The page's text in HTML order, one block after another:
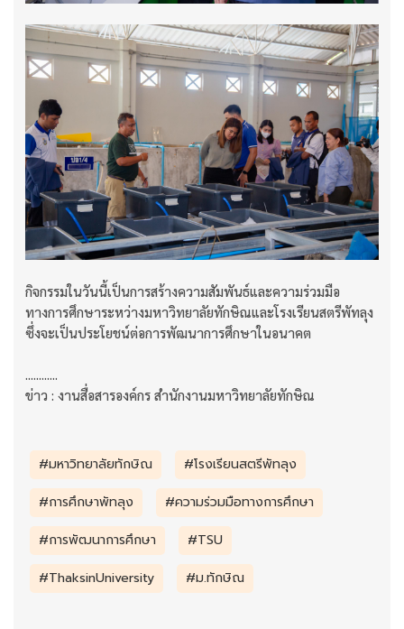
กิจกรรมในวันนี้เป็นการสร้างความสัมพันธ์และความร่วมมือ
ทางการศึกษาระหว่างมหาวิทยาลัยทักษิณและโรงเรียนสตรีพัทลุง
ซึ่งจะเป็นประโยชน์ต่อการพัฒนาการศึกษาในอนาคต
............
ข่าว : งานสื่อสารองค์กร สำนักงานมหาวิทยาลัยทักษิณ
#มหาวิทยาลัยทักษิณ
#โรงเรียนสตรีพัทลุง
#การศึกษาพัทลุง
#ความร่วมมือทางการศึกษา
#การพัฒนาการศึกษา
#TSU
#ThaksinUniversity
#ม.ทักษิณ